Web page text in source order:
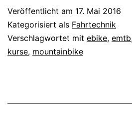
Veröffentlicht am 17. Mai 2016
Kategorisiert als Fahrtechnik
Verschlagwortet mit ebike, emtb
kurse, mountainbike